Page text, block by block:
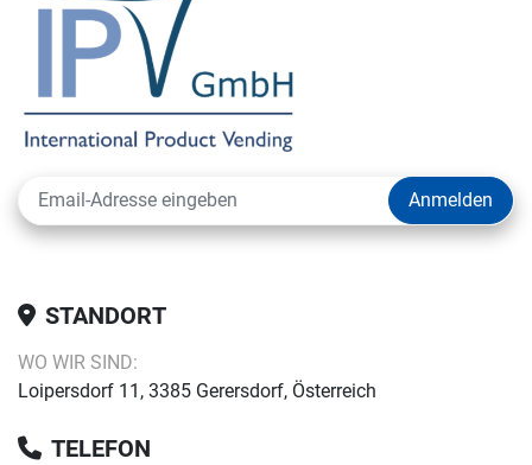
Anmelden
STANDORT
WO WIR SIND:
Loipersdorf 11, 3385 Gerersdorf, Österreich
TELEFON